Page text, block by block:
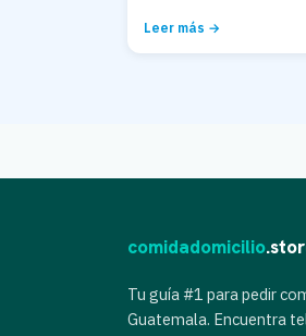
Leer más →
comidadomicilio
Tu guía #1 para pedir
Guatemala. Encuentra